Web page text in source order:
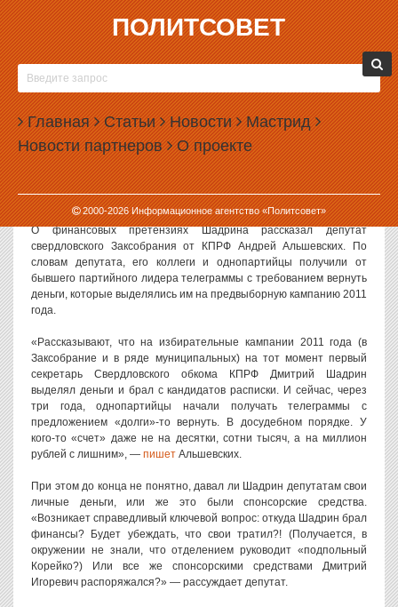
ПОЛИТСОВЕТ
Главная Статьи Новости Мастрид
Новости партнеров О проекте
2000-2026Информационное агентство «Политсовет»
17.11.2014, 15:37
ЭКС-ЛИДЕР СВЕРДЛОВСКИХ КОММУНИСТОВ
ТРЕБУЕТ С ОДНОПАРТИЙЦЕВ МИЛЛИОНЫ
РУБЛЕЙ
Бывший глава свердловского обкома КПРФ Дмитрий Шадрин
разослал своим однопартийцам телеграммы с требованием
вернуть долги: речь идет о сотнях тысяч и даже миллионах
рублей.
О финансовых претензиях Шадрина рассказал депутат
свердловского Заксобрания от КПРФ Андрей Альшевских. По
словам депутата, его коллеги и однопартийцы получили от
бывшего партийного лидера телеграммы с требованием вернуть
деньги, которые выделялись им на предвыборную кампанию 2011
года.
«Рассказывают, что на избирательные кампании 2011 года (в
Заксобрание и в ряде муниципальных) на тот момент первый
секретарь Свердловского обкома КПРФ Дмитрий Шадрин
выделял деньги и брал с кандидатов расписки. И сейчас, через
три года, однопартийцы начали получать телеграммы с
предложением «долги»-то вернуть. В досудебном порядке. У
кого-то «счет» даже не на десятки, сотни тысяч, а на миллион
рублей с лишним», — пишет Альшевских.
При этом до конца не понятно, давал ли Шадрин депутатам свои
личные деньги, или же это были спонсорские средства.
«Возникает справедливый ключевой вопрос: откуда Шадрин брал
финансы? Будет убеждать, что свои тратил?! (Получается, в
окружении не знали, что отделением руководит «подпольный
Корейко?) Или все же спонсорскими средствами Дмитрий
Игоревич распоряжался?» — рассуждает депутат.